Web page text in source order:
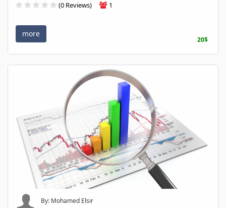
(0 Reviews) 1
more
20$
By: Mohamed Elsir